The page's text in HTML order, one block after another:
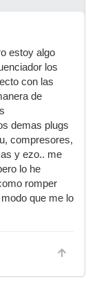
estoy algo
los
con las
de
demas plugs
compresores,
y ezo.. me
lo he
romper
que me lo